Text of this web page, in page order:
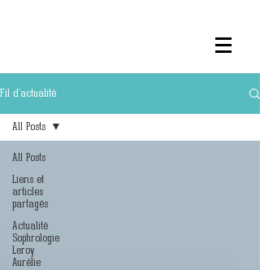
Fil d'actualité
All Posts
Liens et
articles
partagés
Actualité
Sophrologie
Leroy
Aurélie
All Posts